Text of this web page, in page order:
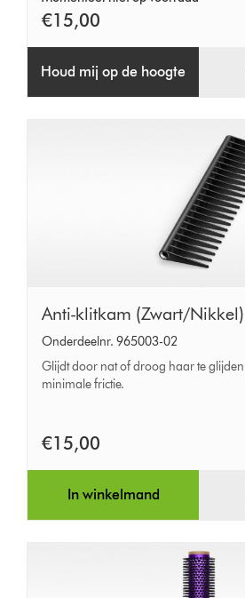
€15,00
Houd mij op de hoogte
Anti-
klitkam
(Zwart/Nikkel)
Anti-klitkam (Zwart/Nikkel)
Onderdeelnr. 965003-02
Glijdt door nat of droog haar te
minimale frictie.
€15,00
In winkelmand